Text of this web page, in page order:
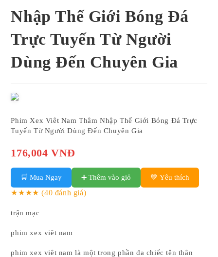
Nhập Thế Giới Bóng Đá
Trực Tuyến Từ Người
Dùng Đến Chuyên Gia
Phim Xex Viêt Nam Thâm Nhập Thế Giới Bóng Đá Trực
Tuyến Từ Người Dùng Đến Chuyên Gia
176,004 VNĐ
🛒 Mua Ngay ➕ Thêm vào giỏ 💙 Yêu thích
★★★★(40 đánh giá)
trận mạc
phim xex viêt nam
phim xex viêt nam là một trong phần đa chiếc tên thân